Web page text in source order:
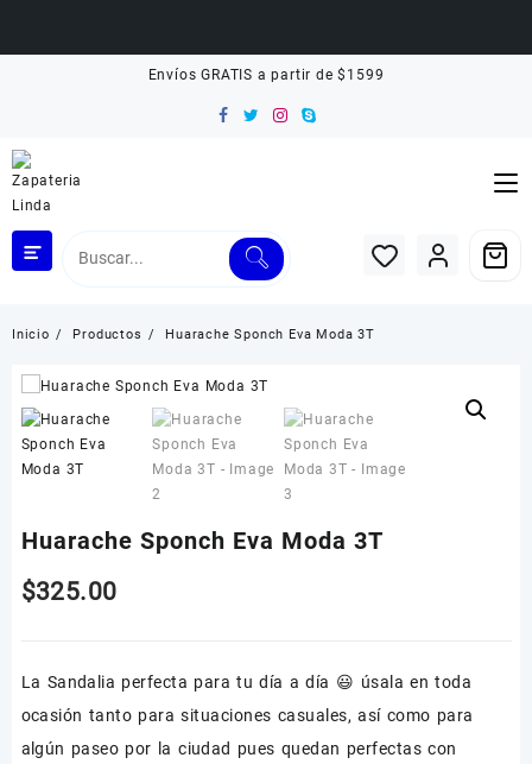
Envíos GRATIS a partir de $1599
Inicio Productos Huarache Sponch Eva Moda 3T
Huarache Sponch Eva Moda 3T
$325.00
La Sandalia perfecta para tu día a día 😃 úsala en toda
ocasión tanto para situaciones casuales, así como para
algún paseo por la ciudad pues quedan perfectas con